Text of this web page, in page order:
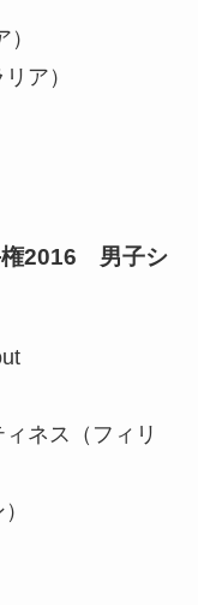
ア）
権2016 男子シ
ネス（フィリ